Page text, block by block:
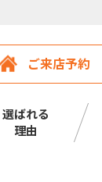
ご来店予約
選ばれる
理由